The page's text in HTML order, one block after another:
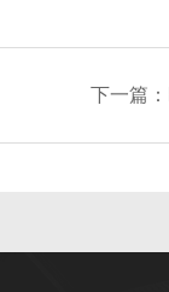
下一篇：